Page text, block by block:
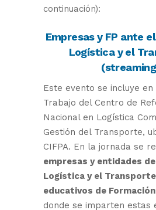
continuación):
Empresas y FP ante
Logística y el
Este evento se incluye en
Trabajo del Centro de
Nacional en Logística
Gestión del Transporte,
CIFPA. En la jornada se
empresas y entidades
Logística y el Transporte
educativos de
donde se imparten estas